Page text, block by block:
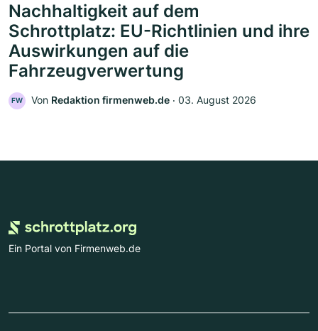
Nachhaltigkeit auf dem
Schrottplatz: EU-Richtlinien und ihre
Auswirkungen auf die
Fahrzeugverwertung
FW Von Redaktion firmenweb.de ‧ 03. August 2026
Ein Portal von Firmenweb.de